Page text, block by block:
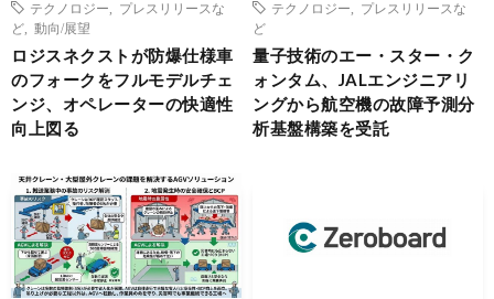
テクノロジー
プレスリリースな
ど
動向/展望
ロジスネクストが防爆仕様車
のフォークをフルモデルチェ
ンジ、オペレーターの快適性
向上図る
テクノロジー
プレスリリースな
ど
量子技術のエー・スター・ク
ォンタム、JALエンジニアリ
ングから航空機の故障予測分
析基盤構築を受託